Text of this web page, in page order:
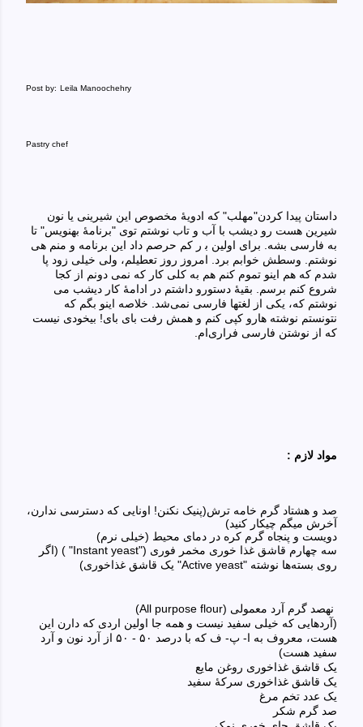
Post by: Leila Manoochehry
Pastry chef
داستان پیدا کردن"مهلب" که ادویهٔ مخصوص این شیرینی‌ یا نون
شیرین هست رو دیشب با آب و تاب نوشتم توی "برنامهٔ بهنویس" تا
به فارسی بشه. برای اولین ب ر کم حرصم داد این برنامه و منم هی‌
نوشتم. وسطش خوابم برد. امروز روز تعطیلم، ولی‌ خیلی‌ زود پا
شدم که هم اینو تموم کنم هم به کلی‌ کار که نمی دونم از کجا
شروع کنم برسم. بقیهٔ دستورو داشتم در ادامهٔ کار دیشب می
نوشتم که، یکی‌ از لغتها فارسی نمی‌شد. خلاصه اینو بگم که
نتونستم نوشته هارو کپی‌ کنم و همش رفت بای بای! بیخودی نیست
که از نوشتن فارسی فراری‌ام.
مواد لازم :
صد و هشتاد گرم خامه ترش(پنیک نکنن! اونایی که دسترسی‌ ندارن،
آخرش میگم چیکار کنید)
دویست و پنجاه گرم کره در دمای محیط (خیلی‌ نرم)
سه‌ چهارم قاشق غذا خوری مخمر فوری ("
Instant yeast
" )
)اگر
روی بسته‌ها نوشته "Active yeast" یک قاشق غذاخوری)
نهصد گر م آرد معمولی (All purpose flour)
(آردهایی که خیلی‌ سفید نیست و همه جا اولین اردی که دارن این
هست، معروف به ا- پ- ف‌‌‌ که با درصد ۵۰ - ۵۰
از آرد نون و آرد
سفید هست)
یک قاشق غذاخوری روغن مایع
یک قاشق غذاخوری سرکهٔ سفید
یک عدد تخم مرغ
صد گرم شکر